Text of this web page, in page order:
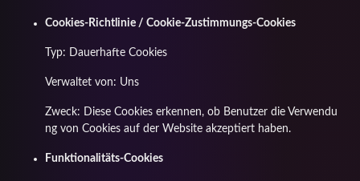
Cookies-Richtlinie / Cookie-Zustimmungs-Cookies
Typ: Dauerhafte Cookies
Verwaltet von: Uns
Zweck: Diese Cookies erkennen, ob Benutzer die Verwendu
ng von Cookies auf der Website akzeptiert haben.
Funktionalitäts-Cookies